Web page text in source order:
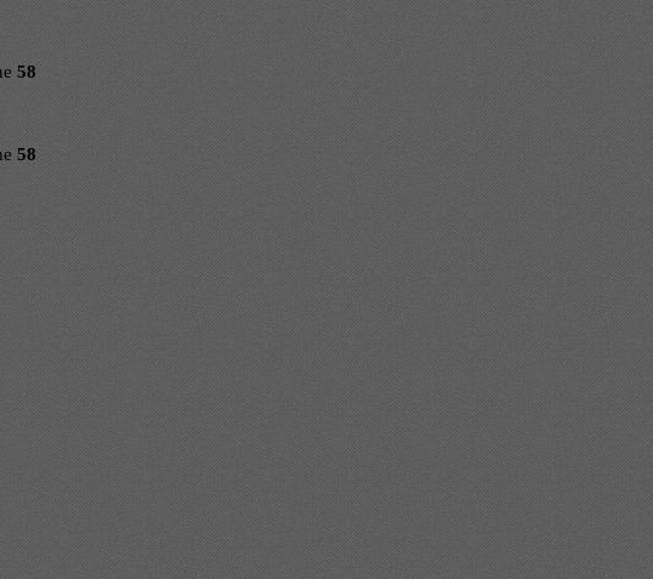
58
58